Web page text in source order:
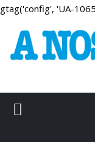
gtag('config', 'UA-